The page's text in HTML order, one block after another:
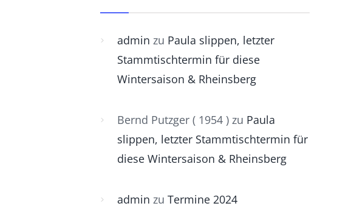
admin zu Paula slippen, letzter
Stammtischtermin für diese
Wintersaison & Rheinsberg
Bernd Putzger ( 1954 )zu Paula
slippen, letzter Stammtischtermin für
diese Wintersaison & Rheinsberg
admin zu Termine 2024